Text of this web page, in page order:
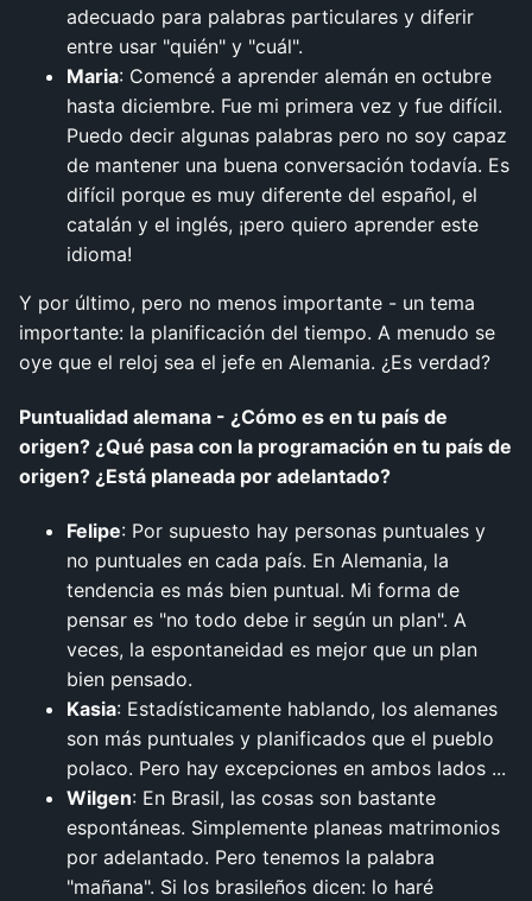
adecuado para palabras particulares y diferir
entre usar "quién" y "cuál".
Maria: Comencé a aprender alemán en octubre
hasta diciembre. Fue mi primera vez y fue difícil.
Puedo decir algunas palabras pero no soy capaz
de mantener una buena conversación todavía. Es
difícil porque es muy diferente del español, el
catalán y el inglés, ¡pero quiero aprender este
idioma!
Y por último, pero no menos importante - un tema
importante: la planificación del tiempo. A menudo se
oye que el reloj sea el jefe en Alemania. ¿Es verdad?
Puntualidad alemana - ¿Cómo es en tu país de
origen? ¿Qué pasa con la programación en tu país de
origen? ¿Está planeada por adelantado?
Felipe: Por supuesto hay personas puntuales y
no puntuales en cada país. En Alemania, la
tendencia es más bien puntual. Mi forma de
pensar es "no todo debe ir según un plan". A
veces, la espontaneidad es mejor que un plan
bien pensado.
Kasia: Estadísticamente hablando, los alemanes
son más puntuales y planificados que el pueblo
polaco. Pero hay excepciones en ambos lados ...
Wilgen: En Brasil, las cosas son bastante
espontáneas. Simplemente planeas matrimonios
por adelantado. Pero tenemos la palabra
"mañana". Si los brasileños dicen: lo haré